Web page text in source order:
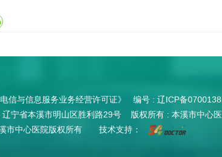
电信与信息服务业务经营许可证》 编号 : 辽ICP备
辽宁省本溪市明山区胜利路29号 版权所有 : 本溪市中心
市中心医院版权所有 技术支持：